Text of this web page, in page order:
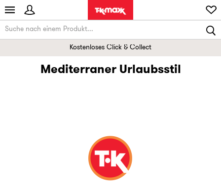
Kostenloses Click & Collect
Mediterraner Urlaubsstil